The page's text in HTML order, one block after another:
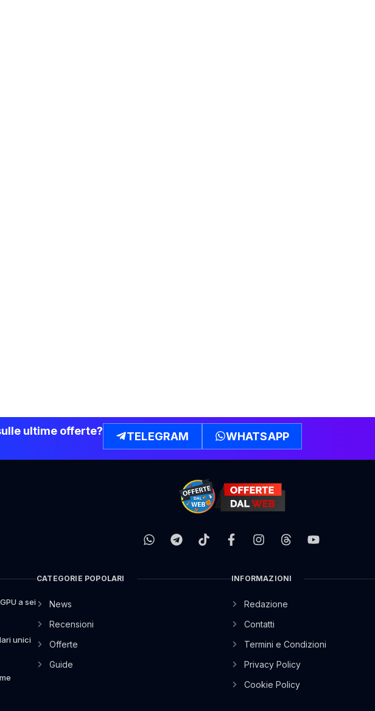
ultime offerte? TELEGRAM WHATSAPP
a sei
unici
CATEGORIE POPOLARI
News
Recensioni
Offerte
Guide
INFORMAZIONI
Redazione
Contatti
Termini e Condizioni
Privacy Policy
Cookie Policy